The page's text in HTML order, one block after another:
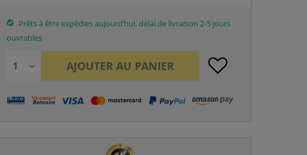
Prêts à être expédies aujourd’hui, délai de livraison 2-5 jours
ouvrables
AJOUTER AU PANIER